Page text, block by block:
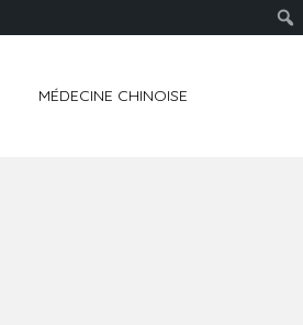
MÉDECINE CHINOISE